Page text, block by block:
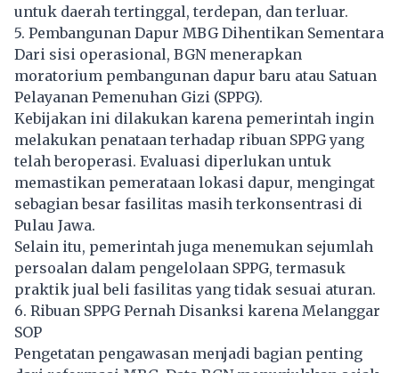
untuk daerah tertinggal, terdepan, dan terluar.
5. Pembangunan Dapur MBG Dihentikan Sementara
Dari sisi operasional, BGN menerapkan
moratorium pembangunan dapur baru atau Satuan
Pelayanan Pemenuhan Gizi (SPPG).
Kebijakan ini dilakukan karena pemerintah ingin
melakukan penataan terhadap ribuan SPPG yang
telah beroperasi. Evaluasi diperlukan untuk
memastikan pemerataan lokasi dapur, mengingat
sebagian besar fasilitas masih terkonsentrasi di
Pulau Jawa.
Selain itu, pemerintah juga menemukan sejumlah
persoalan dalam pengelolaan SPPG, termasuk
praktik jual beli fasilitas yang tidak sesuai aturan.
6. Ribuan SPPG Pernah Disanksi karena Melanggar
SOP
Pengetatan pengawasan menjadi bagian penting